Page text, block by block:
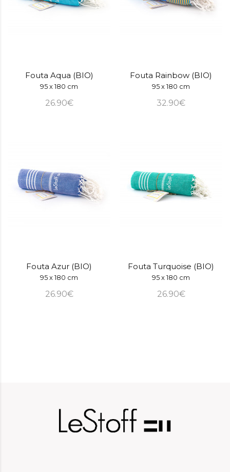
Fouta Aqua (BIO)
95 x 180 cm
26.90€
Fouta Rainbow (BIO)
95 x 180 cm
32.90€
Fouta Azur (BIO)
95 x 180 cm
26.90€
Fouta Turquoise (BIO)
95 x 180 cm
26.90€